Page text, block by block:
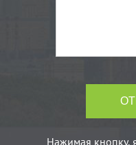
Нажимая кнопку,